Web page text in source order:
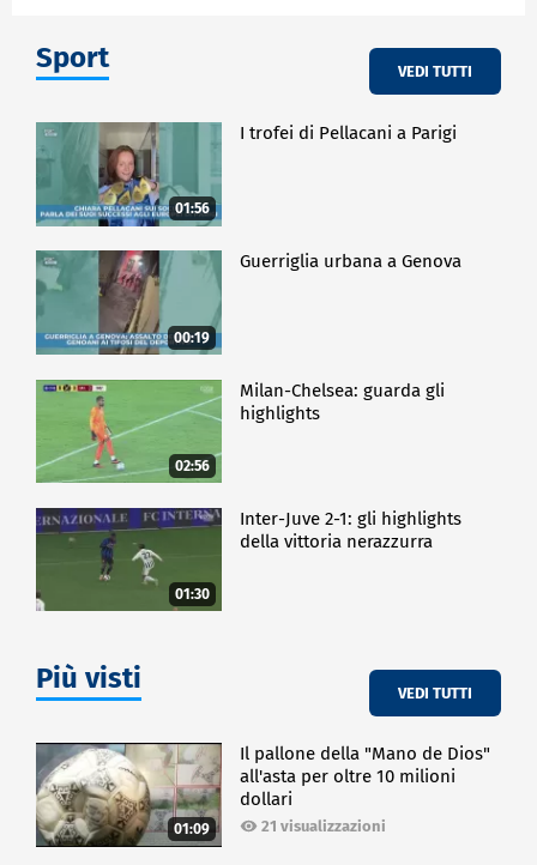
Sport VEDI TUTTI
01:56
I trofei di Pellacani a Parigi
00:19
Guerriglia urbana a Genova
02:56
Milan-Chelsea: guarda gli
highlights
01:30
Inter-Juve 2-1: gli highlights
della vittoria nerazzurra
Più visti VEDI TUTTI
01:09
Il pallone della "Mano de Dios"
all'asta per oltre 10 milioni
dollari
21 visualizzazioni